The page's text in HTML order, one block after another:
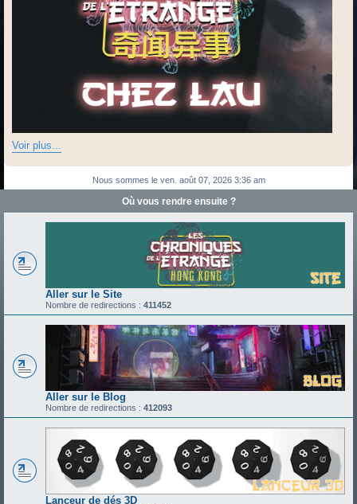
Voir plus...
Nous sommes le ven. août 07, 2026 3:36 am
Où vous rendre ensuite ?
Aller sur le Site
Nombre de redirections : 411452
Aller sur le Blog
Nombre de redirections : 412093
Lanceur de dés 3D